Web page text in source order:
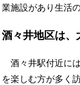
業施設があり生活
酒々井地区は、
酒々井駅付近に
を楽しむ方が多く